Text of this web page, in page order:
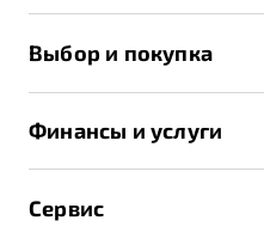
X70
Выбор и покупка
Спецпредложения и Акции
Записаться на тест-драйв
Финансы и услуги
Трейд-ин
Сервис